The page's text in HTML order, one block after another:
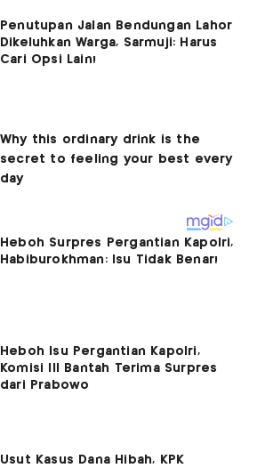
Penutupan Jalan Bendungan Lahor
Dikeluhkan Warga, Sarmuji: Harus
Cari Opsi Lain!
Heboh Surpres Pergantian Kapolri,
Habiburokhman: Isu Tidak Benar!
Heboh Isu Pergantian Kapolri,
Komisi III Bantah Terima Surpres
dari Prabowo
Usut Kasus Dana Hibah, KPK